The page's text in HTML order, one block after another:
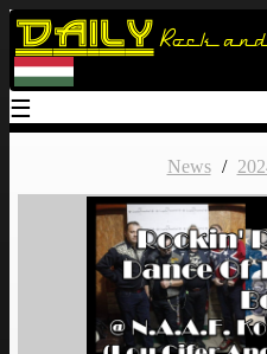
Daily Rock
☰
News /